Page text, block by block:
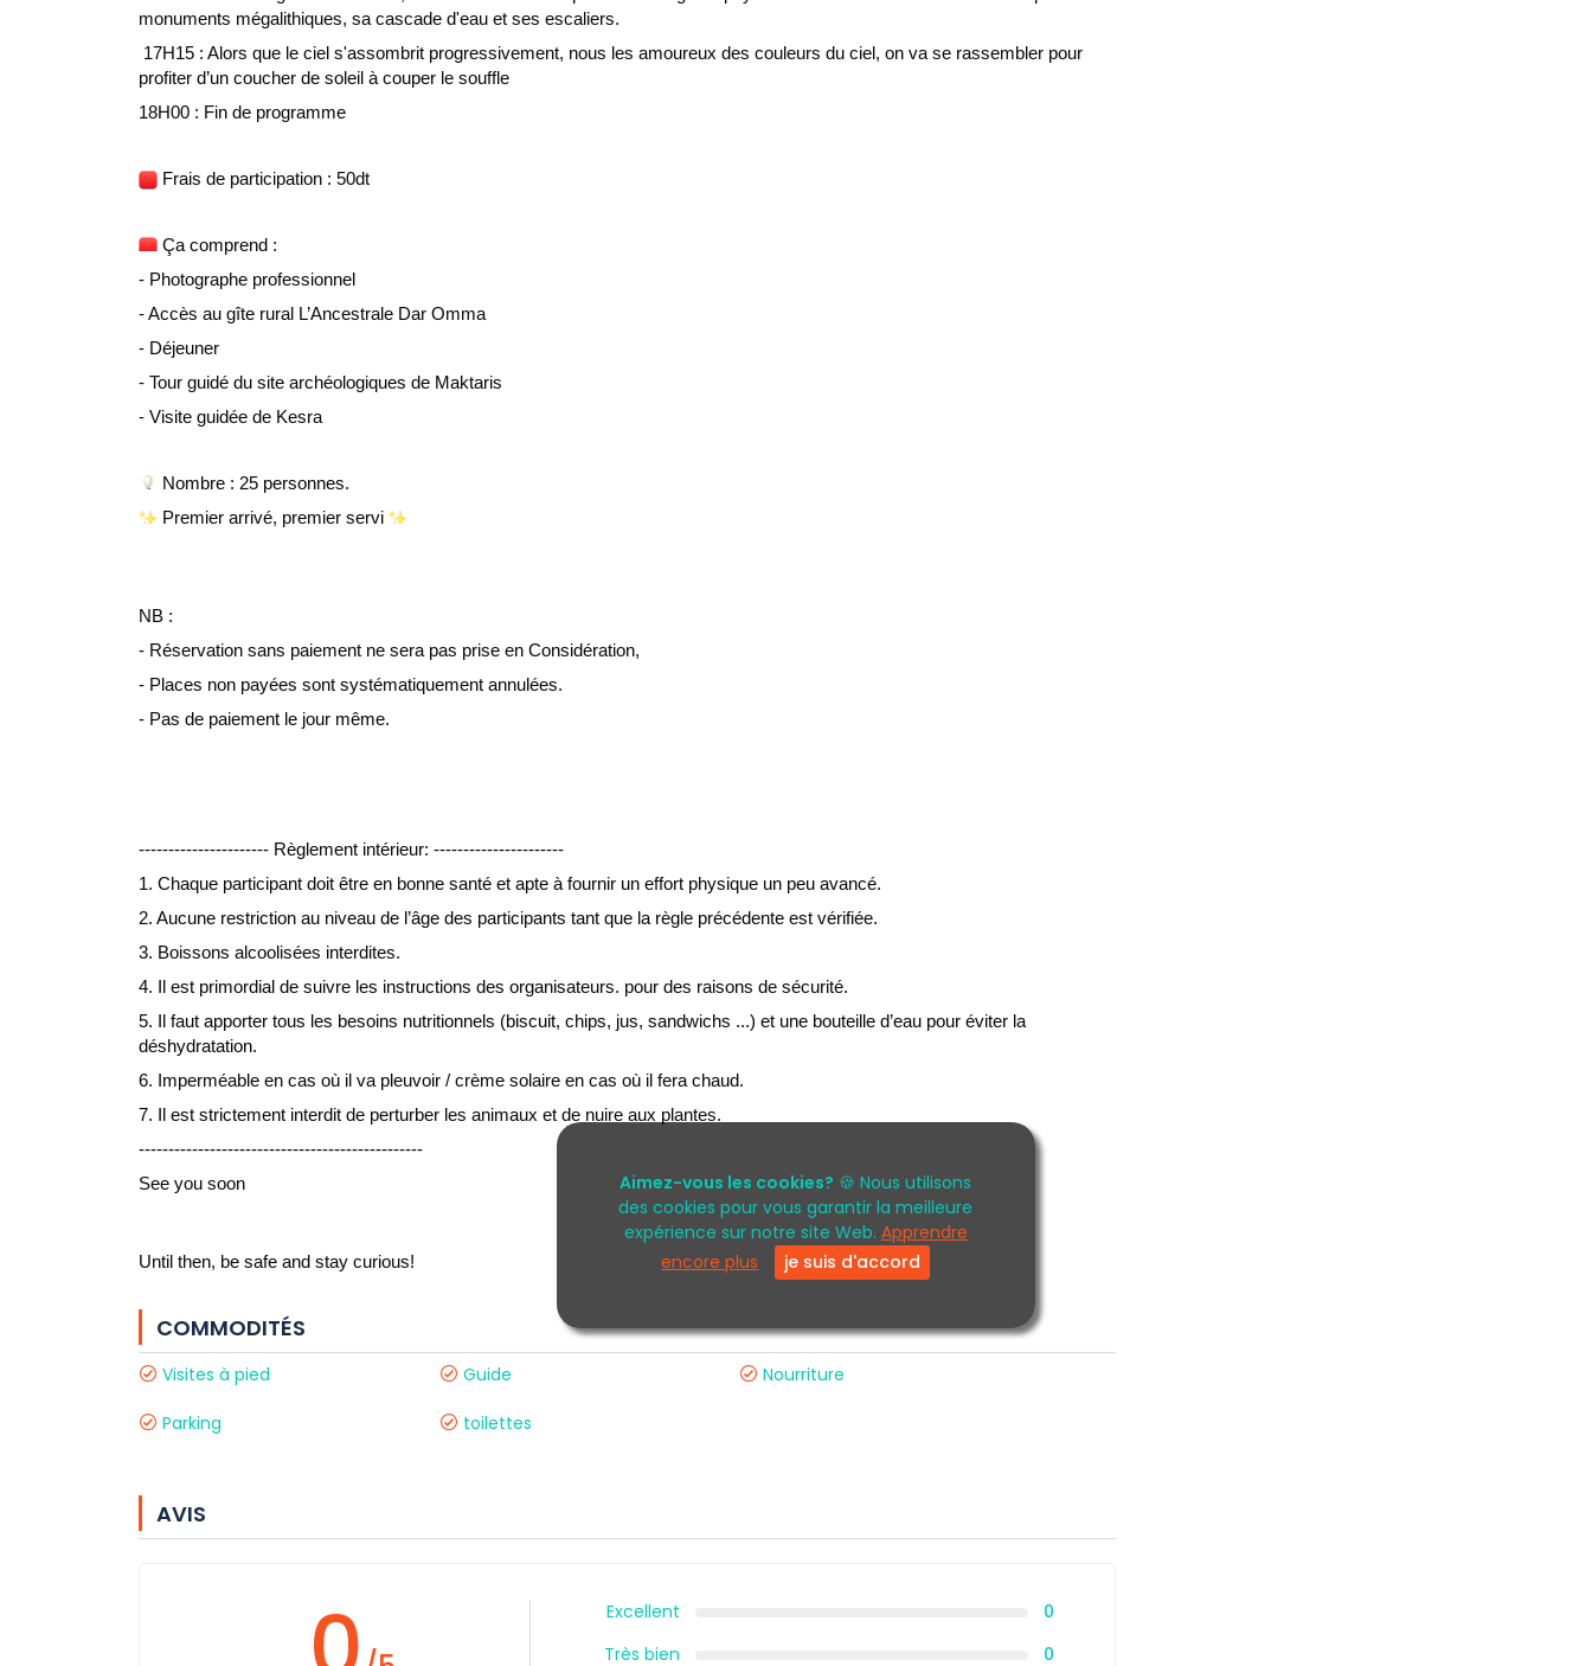
Aimez-vous les cookies? 🍪 Nous utilisons
des cookies pour vous garantir la meilleure
expérience sur notre site Web. Apprendre
encore plus
je suis d'accord
monuments mégalithiques, sa cascade d'eau et ses escaliers.
profiter d’un coucher de soleil à couper le souffle
18H00 : Fin de programme
Frais de participation : 50dt
Ça comprend :
- Photographe professionnel
- Accès au gîte rural L’Ancestrale Dar Omma
- Déjeuner
- Tour guidé du site archéologiques de Maktaris
- Visite guidée de Kesra
Nombre : 25 personnes.
Premier arrivé, premier servi
NB :
- Réservation sans paiement ne sera pas prise en Considération,
- Places non payées sont systématiquement annulées.
- Pas de paiement le jour même.
---------------------- Règlement intérieur: ----------------------
1. Chaque participant doit être en bonne santé et apte à fournir un effort physique un peu avancé.
2. Aucune restriction au niveau de l’âge des participants tant que la règle précédente est vérifiée.
3. Boissons alcoolisées interdites.
4. Il est primordial de suivre les instructions des organisateurs. pour des raisons de sécurité.
5. Il faut apporter tous les besoins nutritionnels (biscuit, chips, jus, sandwichs ...) et une bouteille d’eau pour éviter la
déshydratation.
6. Imperméable en cas où il va pleuvoir / crème solaire en cas où il fera chaud.
7. Il est strictement interdit de perturber les animaux et de nuire aux plantes.
------------------------------------------------
See you soon
Until then, be safe and stay curious!
COMMODITÉS
Visites à pied Guide Nourriture
Parking toilettes
AVIS
Excellent
0
Très bien
0